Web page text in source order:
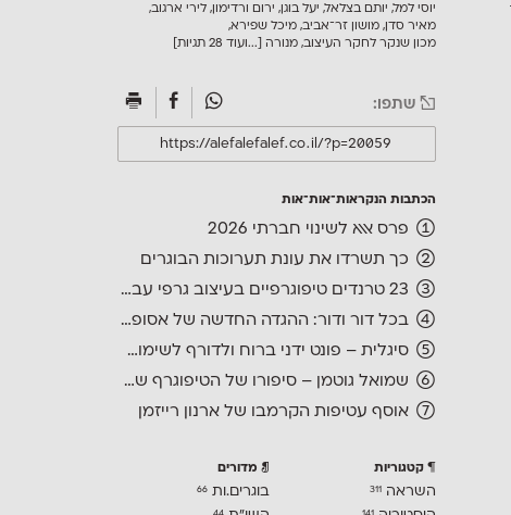
יוסי למל, יותם בצלאל, יעל בוגן , ירום ורדימון , לירי ארגוב,
מאיר סדן , מושון זר־אביב, מיכל שפירא,
מכון שנקר לחקר העיצוב, מנורה[...ועוד 28 תגיות]
שתפו:
הכתבות הנקראות־אות־אות
פרס אאא לשינוי חברתי 2026
כך תשרדו את עונת תערוכות הבוגרים
23 טרנדים טיפוגרפיים בעיצוב גרפי עברי, ועוד אחד לשנה הבאה
בכל דור ודור: ההגדה החדשה של אסופה, מהדורת 2026
סיגלית – פונט ידני ברוח ולדורף לשימוש חופשי
שמואל גוטמן – סיפורו של הטיפוגרף שמאחורי גופני מיקרוסופט, כפי שנחשף בארכיון של נינתו
אוסף עטיפות הקרמבו של ארנון רייזמן
קטגוריות
השראה 311
מדורים
בוגרים.ות 66